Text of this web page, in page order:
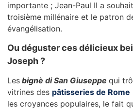
importante ; Jean-Paul II a
troisième millénaire et le patron
évangélisation.
Ou déguster ces délicieux
Joseph ?
Les bignè di San Giuseppe qui
vitrines des pâtisseries de Rome
les croyances populaires, le fait